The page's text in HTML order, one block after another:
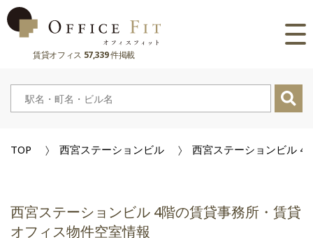
賃貸オフィス 57,339件掲載
路線
大阪府
奈良県
主要駅
兵庫県
市区町村
京都府
TOP 西宮ステーションビル 西宮ステーションビル 4
西宮ステーションビル 4階の賃貸事務所・賃貸
オフィス物件空室情報